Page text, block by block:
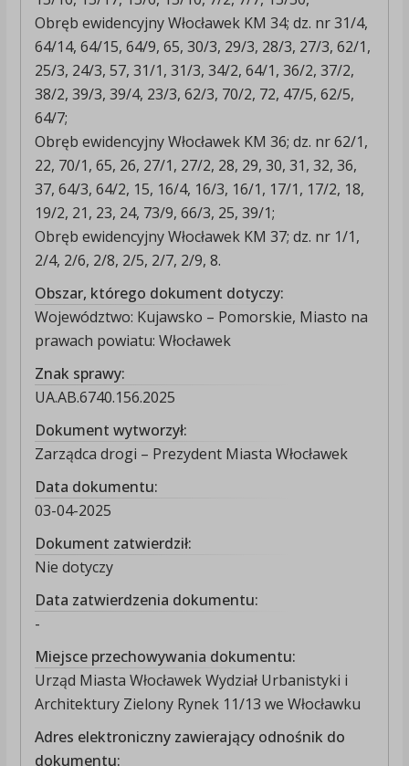
Obręb ewidencyjny Włocławek KM 34; dz. nr 31/4,
64/14, 64/15, 64/9, 65, 30/3, 29/3, 28/3, 27/3, 62/1,
25/3, 24/3, 57, 31/1, 31/3, 34/2, 64/1, 36/2, 37/2,
38/2, 39/3, 39/4, 23/3, 62/3, 70/2, 72, 47/5, 62/5,
64/7;
Obręb ewidencyjny Włocławek KM 36; dz. nr 62/1,
22, 70/1, 65, 26, 27/1, 27/2, 28, 29, 30, 31, 32, 36,
37, 64/3, 64/2, 15, 16/4, 16/3, 16/1, 17/1, 17/2, 18,
19/2, 21, 23, 24, 73/9, 66/3, 25, 39/1;
Obręb ewidencyjny Włocławek KM 37; dz. nr 1/1,
2/4, 2/6, 2/8, 2/5, 2/7, 2/9, 8.
Obszar, którego dokument dotyczy:
Województwo: Kujawsko – Pomorskie, Miasto na
prawach powiatu: Włocławek
Znak sprawy:
UA.AB.6740.156.2025
Dokument wytworzył:
Zarządca drogi – Prezydent Miasta Włocławek
Data dokumentu:
03-04-2025
Dokument zatwierdził:
Nie dotyczy
Data zatwierdzenia dokumentu:
-
Miejsce przechowywania dokumentu:
Urząd Miasta Włocławek Wydział Urbanistyki i
Architektury Zielony Rynek 11/13 we Włocławku
Adres elektroniczny zawierający odnośnik do
dokumentu: